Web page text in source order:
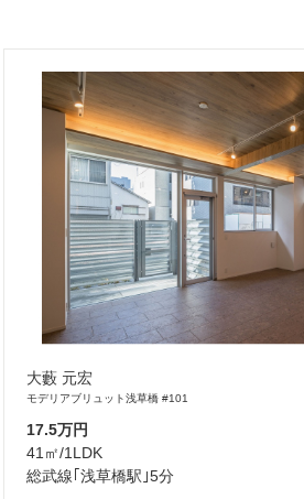
大藪 元宏
モデリアブリュット浅草橋 #101
17.5万円
41㎡/1LDK
総武線｢浅草橋駅｣5分